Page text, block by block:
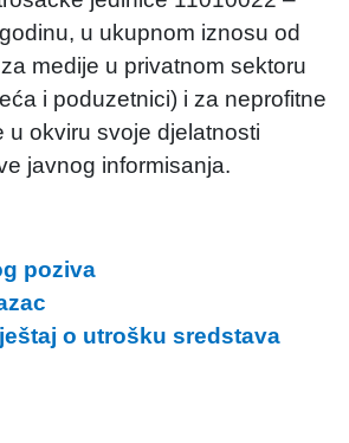
u ukupnom iznosu od
medije u privatnom sektoru
i poduzetnici) i za neprofitne
u okviru svoje djelatnosti
javnog informisanja.
poziva
o utrošku sredstava